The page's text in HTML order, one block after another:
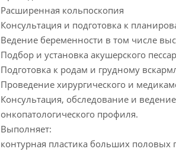
Расширенная кольпоскопия
Консультация и подготовка к
Ведение беременности в том числе
Подбор и установка акушерского
Подготовка к родам и грудному
Проведение хирургического и
Консультация, обследование и
онкопатологического профиля.
Выполняет:
контурная пластика больших половых